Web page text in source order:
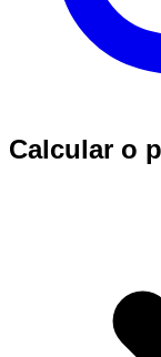
Calcular o